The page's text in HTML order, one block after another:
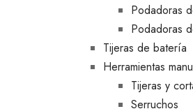
Podadoras
Podadoras
Tijeras de batería
Herramientas
Tijeras y
Serruchos